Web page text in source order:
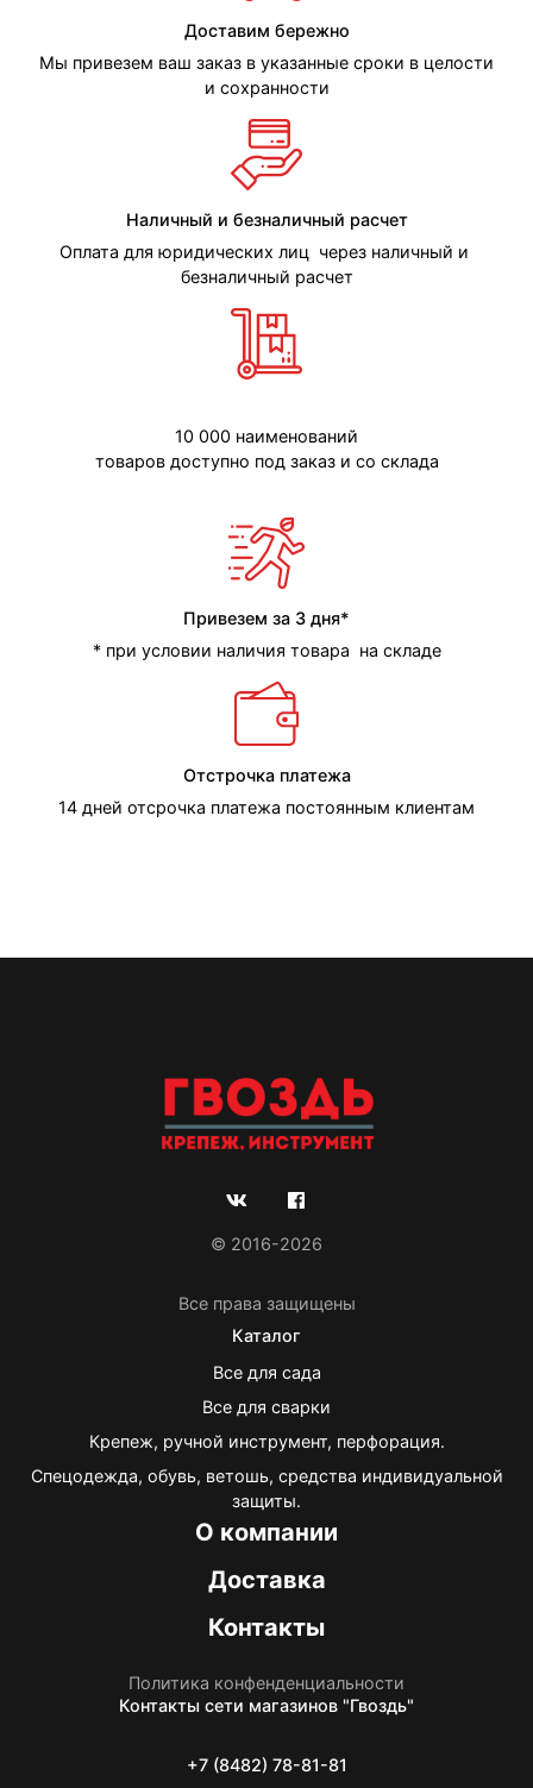
Доставим бережно
Мы привезем ваш заказ в указанные сроки в целости
и сохранности
Наличный и безналичный расчет
Оплата для юридических лиц через наличный и
безналичный расчет
10 000 наименований
товаров доступно под заказ и со склада
Привезем за 3 дня*
* при условии наличия товара на складе
Отстрочка платежа
14 дней отсрочка платежа постоянным клиентам
© 2016-2026
Все права защищены
Каталог
Все для сада
Все для сварки
Крепеж, ручной инструмент, перфорация.
Спецодежда, обувь, ветошь, средства индивидуальной
защиты.
О компании
Доставка
Контакты
Политика конфенденциальности
Контакты сети магазинов "Гвоздь"
+7 (8482) 78-81-81